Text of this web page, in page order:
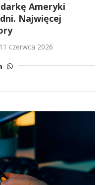
Ameryki
Najwięcej
11 czerwca 2026